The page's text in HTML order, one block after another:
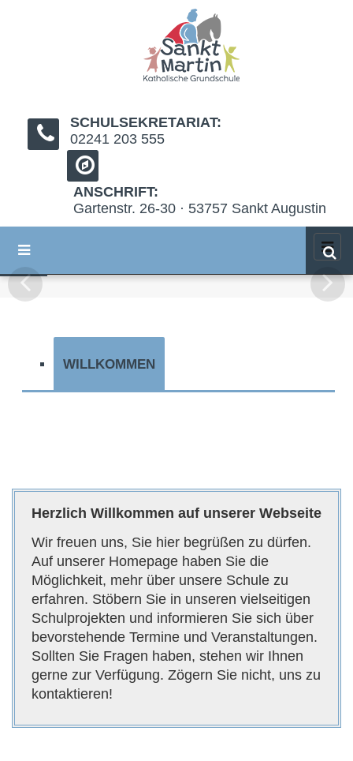
SCHULSEKRETARIAT:
02241 203 555
ANSCHRIFT:
Gartenstr. 26-30 · 53757 Sankt Augustin
Unsere
Martin
in Sankt
Augustin-
Mülldorf
Offener
Katholische
in Sankt
Augustin-
Mülldorf
WILLKOMMEN
Herzlich Willkommen auf unserer Webseite
Wir freuen uns, Sie hier begrüßen zu dürfen.
Auf unserer Homepage haben Sie die
Möglichkeit, mehr über unsere Schule zu
erfahren. Stöbern Sie in unseren vielseitigen
Schulprojekten und informieren Sie sich über
bevorstehende Termine und Veranstaltungen.
Sollten Sie Fragen haben, stehen wir Ihnen
gerne zur Verfügung. Zögern Sie nicht, uns zu
kontaktieren!